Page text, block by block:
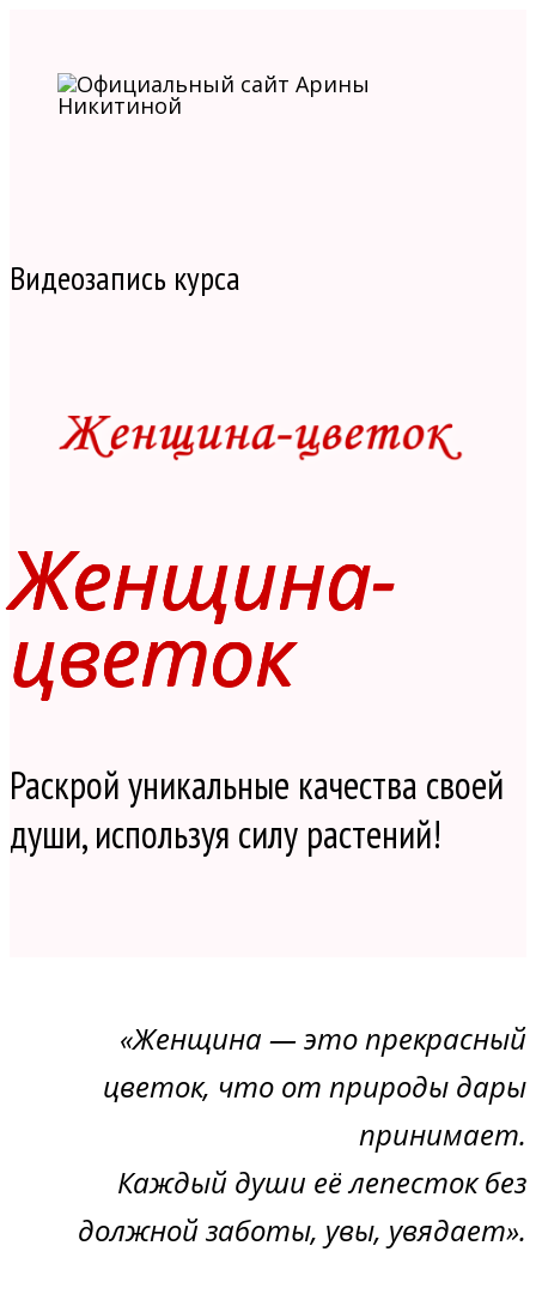
Видеозапись курса
Женщина-
цветок
Раскрой уникальные качества своей
души, используя силу растений!
«Женщина — это прекрасный
цветок, что от природы дары
принимает.
Каждый души её лепесток без
должной заботы, увы, увядает».